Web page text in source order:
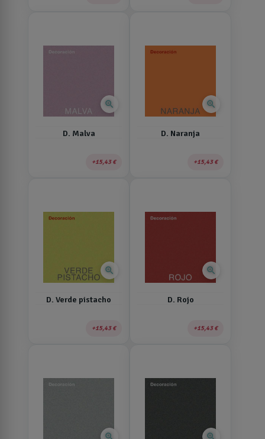
zoom_in
D. Malva
15,43 €
zoom_in
D. Naranja
15,43 €
zoom_in
D. Verde pistacho
15,43 €
zoom_in
D. Rojo
15,43 €
zoom_in zoom_in